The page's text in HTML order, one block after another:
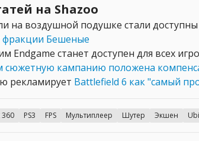
на Shazoo
на воздушной подушке стали доступны
Бешеные
Endgame станет доступен для всех
кампанию положена
рекламирует Battlefield 6 как "самый
360 PS3 FPS Мультиплеер Шутер Экшен